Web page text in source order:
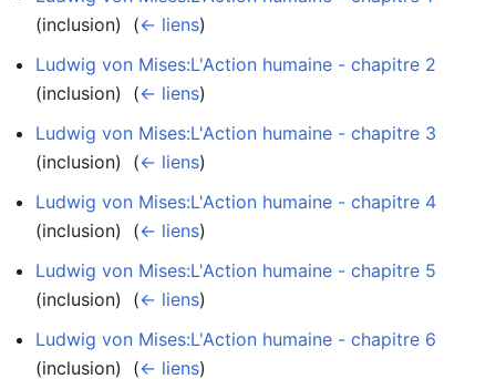
(inclusion) ‎ (← liens)
Ludwig von Mises:L'Action humaine - chapitre 2
(inclusion) ‎ (← liens)
Ludwig von Mises:L'Action humaine - chapitre 3
(inclusion) ‎ (← liens)
Ludwig von Mises:L'Action humaine - chapitre 4
(inclusion) ‎ (← liens)
Ludwig von Mises:L'Action humaine - chapitre 5
(inclusion) ‎ (← liens)
Ludwig von Mises:L'Action humaine - chapitre 6
(inclusion) ‎ (← liens)